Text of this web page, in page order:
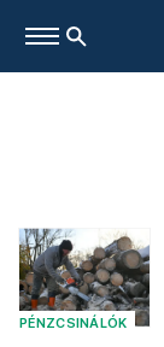
PÉNZCSINÁLÓK